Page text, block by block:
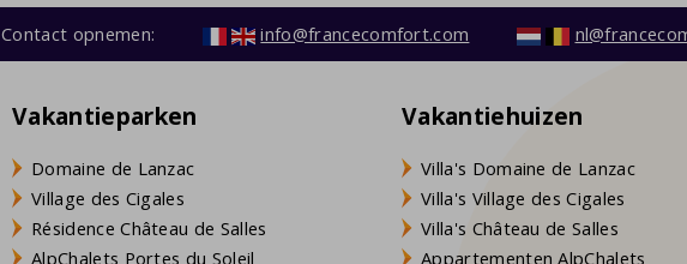
Contact opnemen: info@francecomfort.com
Vakantieparken
Domaine de Lanzac
Village des Cigales
Résidence Château de Salles
AlpChalets Portes du Soleil
Vakantiehuizen
Villa's Domaine de Lanzac
Villa's Village des Cigales
Villa's Château de Salles
Appartementen AlpChalets